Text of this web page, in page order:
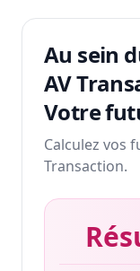
Au sein
AV
Votre
Calculez vos
Transaction.